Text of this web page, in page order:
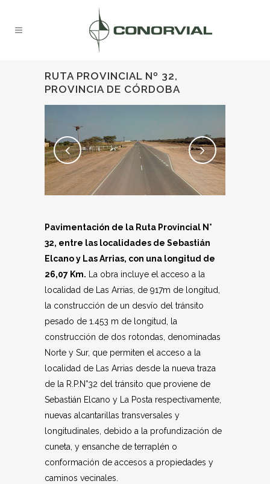
RUTA PROVINCIAL Nº 32,
PROVINCIA DE CÓRDOBA
Pavimentación de la Ruta Provincial N°
32, entre las localidades de Sebastián
Elcano y Las Arrias, con una longitud de
26,07 Km. La obra incluye el acceso a la
localidad de Las Arrias, de 917m de longitud,
la construcción de un desvío del tránsito
pesado de 1.453 m de longitud, la
construcción de dos rotondas, denominadas
Norte y Sur, que permiten el acceso a la
localidad de Las Arrias desde la nueva traza
de la R.P.N°32 del tránsito que proviene de
Sebastián Elcano y La Posta respectivamente,
nuevas alcantarillas transversales y
longitudinales, debido a la profundización de
cuneta, y ensanche de terraplén o
conformación de accesos a propiedades y
caminos vecinales.